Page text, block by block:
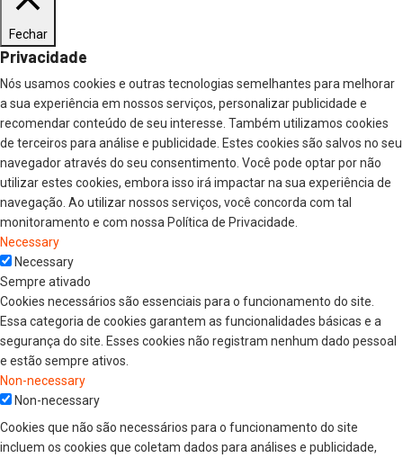
Fechar
Privacidade
Nós usamos cookies e outras tecnologias semelhantes para melhorar
a sua experiência em nossos serviços, personalizar publicidade e
recomendar conteúdo de seu interesse. Também utilizamos cookies
de terceiros para análise e publicidade. Estes cookies são salvos no seu
navegador através do seu consentimento. Você pode optar por não
utilizar estes cookies, embora isso irá impactar na sua experiência de
navegação. Ao utilizar nossos serviços, você concorda com tal
monitoramento e com nossa Política de Privacidade.
Necessary
Necessary
Sempre ativado
Cookies necessários são essenciais para o funcionamento do site.
Essa categoria de cookies garantem as funcionalidades básicas e a
segurança do site. Esses cookies não registram nenhum dado pessoal
e estão sempre ativos.
Non-necessary
Non-necessary
Cookies que não são necessários para o funcionamento do site
incluem os cookies que coletam dados para análises e publicidade,